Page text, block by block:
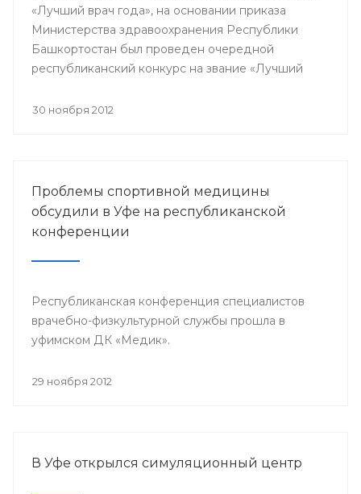
«Лучший врач года», на основании приказа
Министерства здравоохранения Республики
Башкортостан был проведен очередной
республиканский конкурс на звание «Лучший
претендента по 23 номинациям из 40
30 ноября 2012
Проблемы спортивной медицины
обсудили в Уфе на республиканской
конференции
Республиканская конференция специалистов
врачебно-физкультурной службы прошла в
уфимском ДК «Медик».
29 ноября 2012
В Уфе открылся симуляционный центр